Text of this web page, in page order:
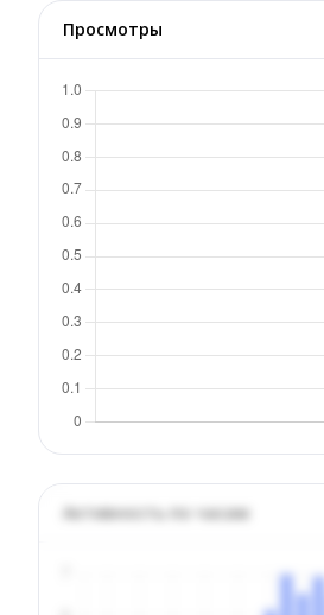
Просмотры
Активность по часам